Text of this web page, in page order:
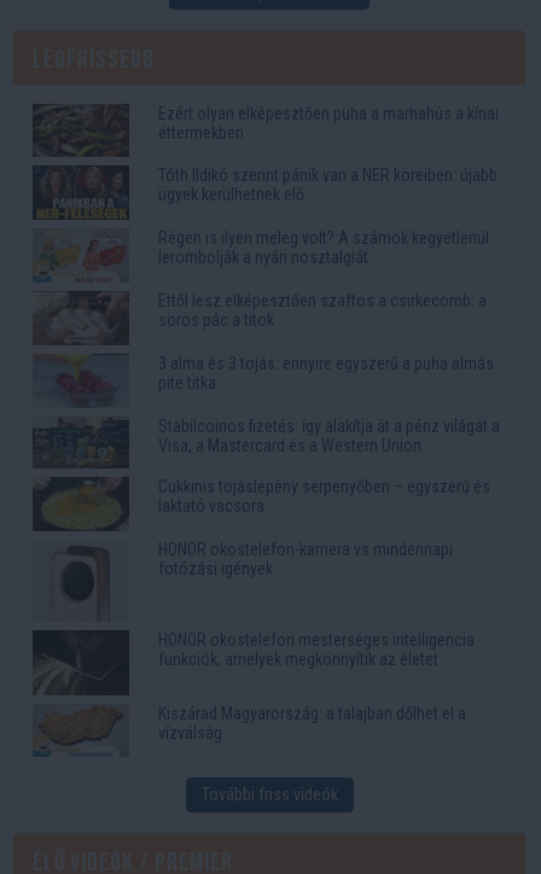
Ezért olyan elképesztően puha a marhahús a kínai
éttermekben
Tóth Ildikó szerint pánik van a NER köreiben: újabb
ügyek kerülhetnek elő
Régen is ilyen meleg volt? A számok kegyetlenül
lerombolják a nyári nosztalgiát
Ettől lesz elképesztően szaftos a csirkecomb: a
sörös pác a titok
3 alma és 3 tojás: ennyire egyszerű a puha almás
pite titka
Stabilcoinos fizetés: így alakítja át a pénz világát a
Visa, a Mastercard és a Western Union
Cukkinis tojáslepény serpenyőben – egyszerű és
laktató vacsora
HONOR okostelefon-kamera vs mindennapi
fotózási igények
HONOR okostelefon mesterséges intelligencia
funkciók, amelyek megkönnyítik az életet
Kiszárad Magyarország: a talajban dőlhet el a
vízválság
További friss videók